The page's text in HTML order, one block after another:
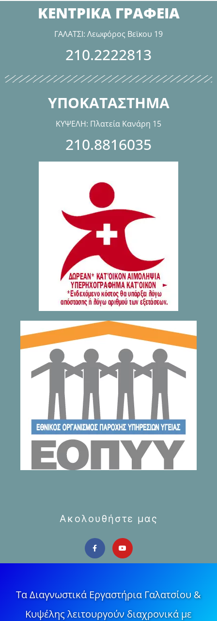
ΚΕΝΤΡΙΚΑ ΓΡΑΦΕΙΑ
ΓΑΛΑΤΣΙ: Λεωφόρος Βεϊκου 19
210.2222813
ΥΠΟΚΑΤΑΣΤΗΜΑ
ΚΥΨΕΛΗ: Πλατεία Κανάρη 15
210.8816035
Ακολουθήστε μας
Τα Διαγνωστικά Εργαστήρια Γαλατσίου &
Κυψέλης λειτουργούν διαχρονικά με